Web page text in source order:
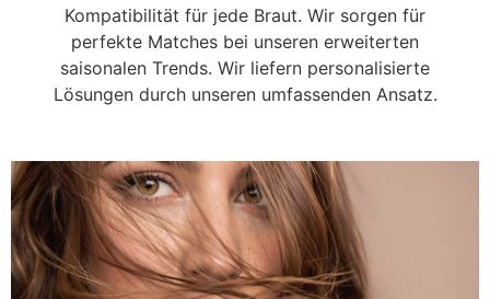
Kompatibilität für jede Braut. Wir sorgen für
perfekte Matches bei unseren erweiterten
saisonalen Trends. Wir liefern personalisierte
Lösungen durch unseren umfassenden Ansatz.